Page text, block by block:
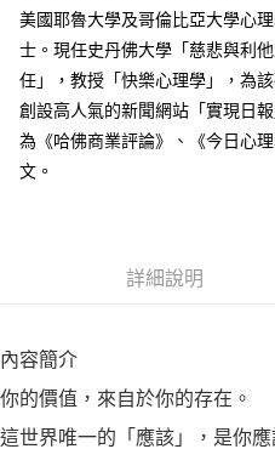
美國耶魯大學及哥倫比亞大學心
士。現任史丹佛大學「慈悲與利
任」，教授「快樂心理學」，為
創設高人氣的新聞網站「實現日
為《哈佛商業評論》、《今日心
文。
詳細說明
內容簡介
你的價值，來自於你的存在。
這世界唯一的「應該」，是你